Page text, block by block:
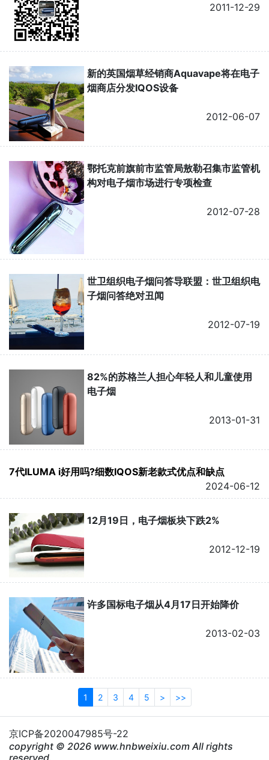
2011-12-29
新的英国烟草经销商Aquavape将在电子
烟商店分发IQOS设备
2012-06-07
鄂托克前旗前市监管局敖勒召集市监管机
构对电子烟市场进行专项检查
2012-07-28
世卫组织电子烟问答导联盟：世卫组织电
子烟问答绝对丑闻
2012-07-19
82%的苏格兰人担心年轻人和儿童使用
电子烟
2013-01-31
7代ILUMA i好用吗?细数IQOS新老款式优点和缺点
2024-06-12
12月19日，电子烟板块下跌2%
2012-12-19
许多国标电子烟从4月17日开始降价
2013-02-03
1 2 3 4 5 > >>
京ICP备2020047985号-22
copyright © 2026 www.hnbweixiu.com All rights
reserved.